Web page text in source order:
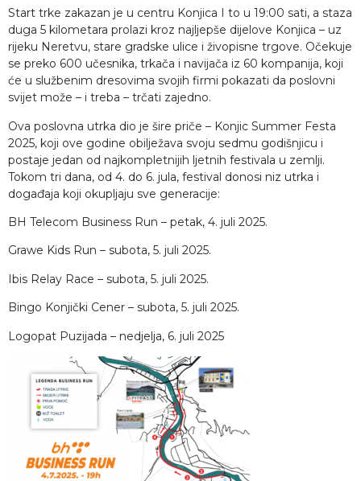
Start trke zakazan je u centru Konjica I to u 19:00 sati, a staza
duga 5 kilometara prolazi kroz najljepše dijelove Konjica – uz
rijeku Neretvu, stare gradske ulice i živopisne trgove. Očekuje
se preko 600 učesnika, trkača i navijača iz 60 kompanija, koji
će u službenim dresovima svojih firmi pokazati da poslovni
svijet može – i treba – trčati zajedno.
Ova poslovna utrka dio je šire priče – Konjic Summer Festa
2025, koji ove godine obilježava svoju sedmu godišnjicu i
postaje jedan od najkompletnijih ljetnih festivala u zemlji.
Tokom tri dana, od 4. do 6. jula, festival donosi niz utrka i
događaja koji okupljaju sve generacije:
BH Telecom Business Run – petak, 4. juli 2025.
Grawe Kids Run – subota, 5. juli 2025.
Ibis Relay Race – subota, 5. juli 2025.
Bingo Konjički Cener – subota, 5. juli 2025.
Logopat Puzijada – nedjelja, 6. juli 2025